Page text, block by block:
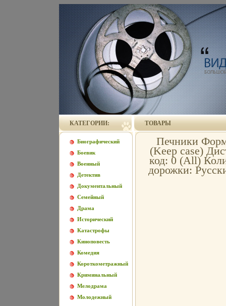
КАТЕГОРИИ:
Биографический
Боевик
Военный
Детектив
Документальный
Семейный
Драма
Исторический
Катастрофы
Киноповесть
Комедия
Короткометражный
Криминальный
Мелодрама
Молодежный
ТОВАРЫ
Печники
(Keep case)
код: 0 (All)
дорожки: